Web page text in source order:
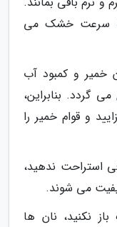
به سرعت خشک می
و کمبود آب
بنابراین،
و قوام خمیر را
استراحت ندهید،
می شوند.
نکنید، نان ها